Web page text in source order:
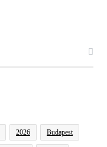
2026 Budapest